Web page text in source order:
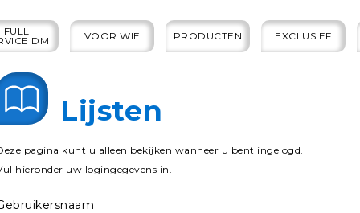
FULL
DM
VOOR WIE PRODUCTEN EXCLUSIEF
Lijsten
pagina kunt u alleen bekijken wanneer u bent ingelogd.
hieronder uw logingegevens in.